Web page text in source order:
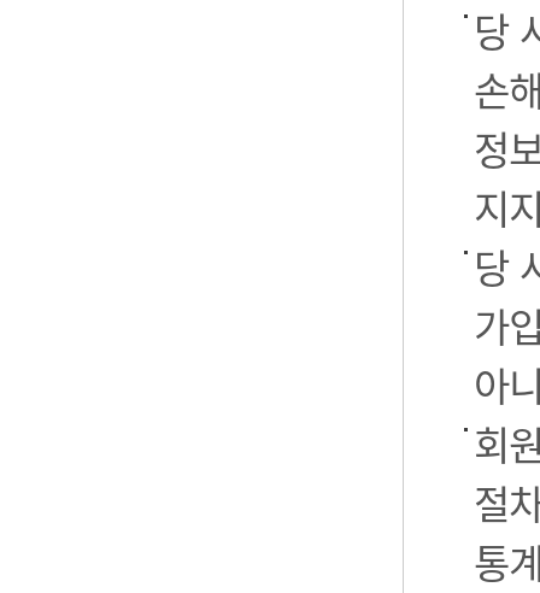
당
손
정
지
당
가
아
회
절
통